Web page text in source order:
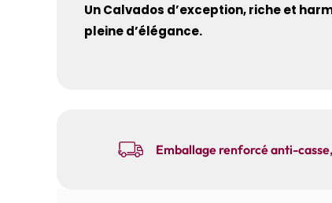
Un Calvados d’exception, riche et
pleine d’élégance.
Emballage renforcé anti-